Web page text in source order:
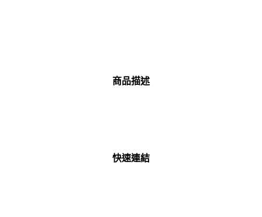
商品描述
快速連結